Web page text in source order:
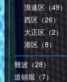
浪速区（49）
西区（26）
大正区（2）
港区（8）
難波（28）
道頓堀（7）